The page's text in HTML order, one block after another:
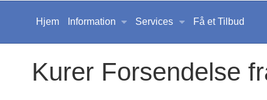
Hjem Information Services Få et Tilbud
Kurer Forsendelse